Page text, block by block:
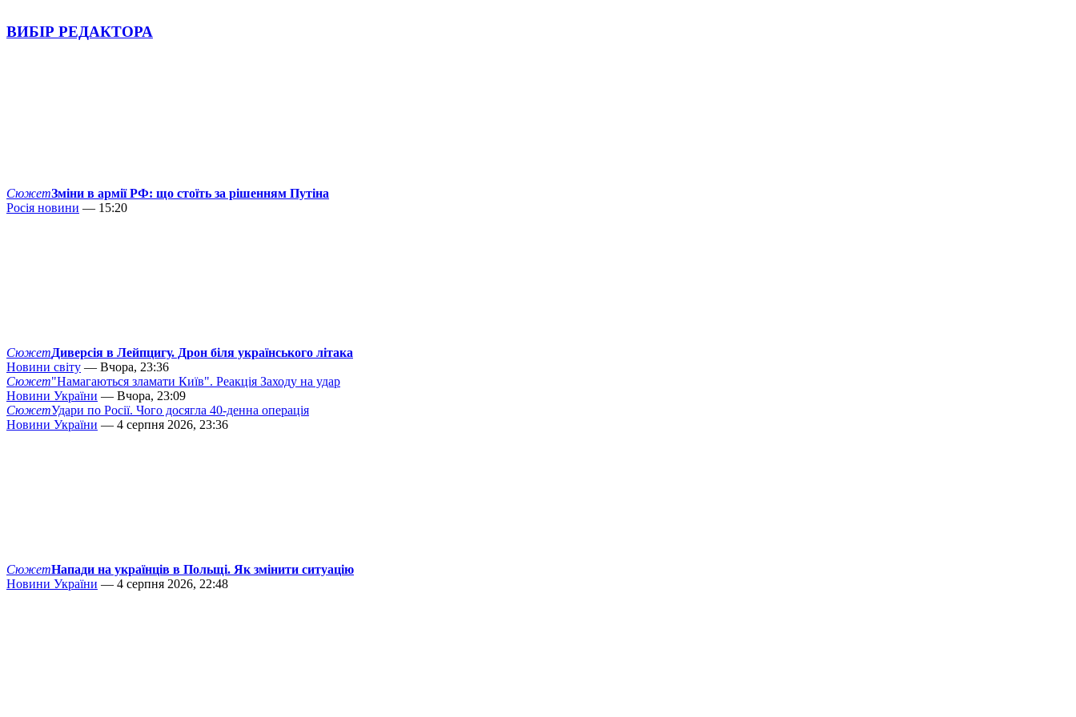
ВИБІР РЕДАКТОРА
СюжетЗміни в армії РФ: що стоїть за рішенням Путіна
Росія новини — 15:20
СюжетДиверсія в Лейпцигу. Дрон біля українського літака
Новини світу — Вчора, 23:36
Сюжет"Намагаються зламати Київ". Реакція Заходу на удар
Новини України — Вчора, 23:09
СюжетУдари по Росії. Чого досягла 40-денна операція
Новини України — 4 серпня 2026, 23:36
СюжетНапади на українців в Польщі. Як змінити ситуацію
Новини України — 4 серпня 2026, 22:48